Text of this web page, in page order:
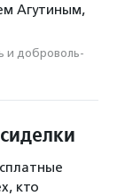
Агутиным,
и доброволь­
кто